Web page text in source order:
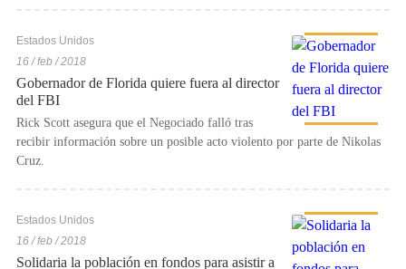
Estados Unidos
16 / feb / 2018
Gobernador de Florida quiere fuera al director
del FBI
Rick Scott asegura que el Negociado falló tras
recibir información sobre un posible acto violento por parte de Nikolas
Cruz.
Estados Unidos
16 / feb / 2018
Solidaria la población en fondos para asistir a